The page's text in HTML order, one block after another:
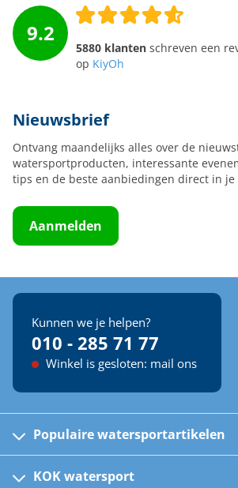
9.2
5880 klanten schreven een
op KiyOh
Nieuwsbrief
Ontvang maandelijks alles over de
watersportproducten, interessante
tips en de beste aanbiedingen direct in je
Aanmelden
Kunnen we je helpen?
010 - 285 71 77
Winkel is gesloten: mail ons
Populaire watersportartikelen
Kinder reddingsvesten
KOK watersport